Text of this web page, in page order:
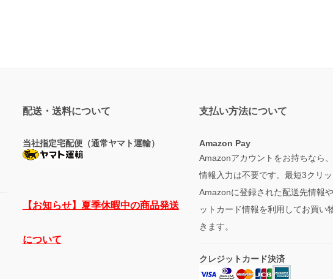
配送・送料について
当社指定宅配便（通常ヤマト運輸）
【お知らせ】夏季休暇中の商品発送
について
支払い方法について
Amazon Pay
Amazonアカウントをお持ちなら
情報入力は不要です。最短3クリ
Amazonに登録された配送先情報
ットカード情報を利用してお買い
きます。
クレジットカード決済